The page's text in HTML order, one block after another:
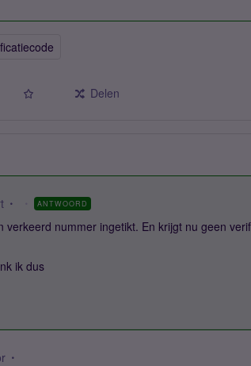
Delen
ANTWOORD
verkeerd nummer ingetikt. En krijgt nu geen
ik dus